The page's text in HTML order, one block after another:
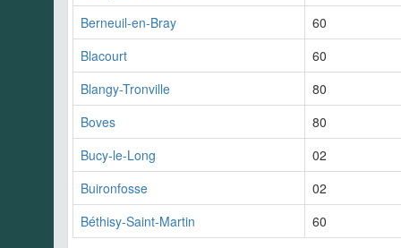
Berneuil-en-Bray
60
Blacourt
60
Blangy-Tronville
80
Boves
80
Bucy-le-Long
02
Buironfosse
02
Béthisy-Saint-Martin
60